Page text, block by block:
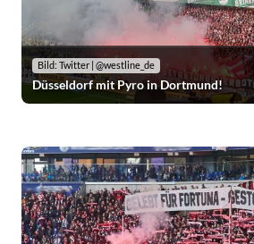
Bild: Twitter | @westline_de
Düsseldorf mit Pyro in Dortmund!